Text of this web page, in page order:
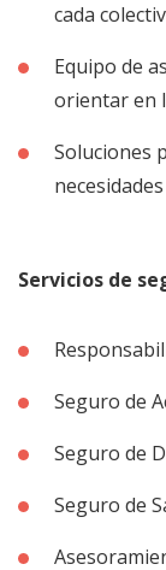
cada
Equipo de
orientar en
Soluciones
Servicios de
Seguro de
Seguro de
Seguro de